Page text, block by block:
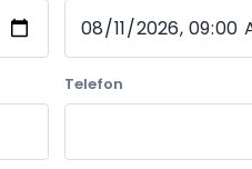
Telefon